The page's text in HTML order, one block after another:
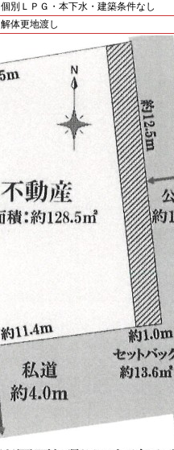
個別ＬＰＧ・本下水・建築条件なし
解体更地渡し